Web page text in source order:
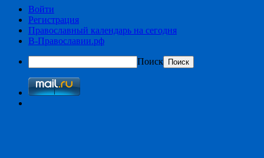
Войти
Регистрация
Православный календарь на сегодня
В-Православии.рф
Поиск